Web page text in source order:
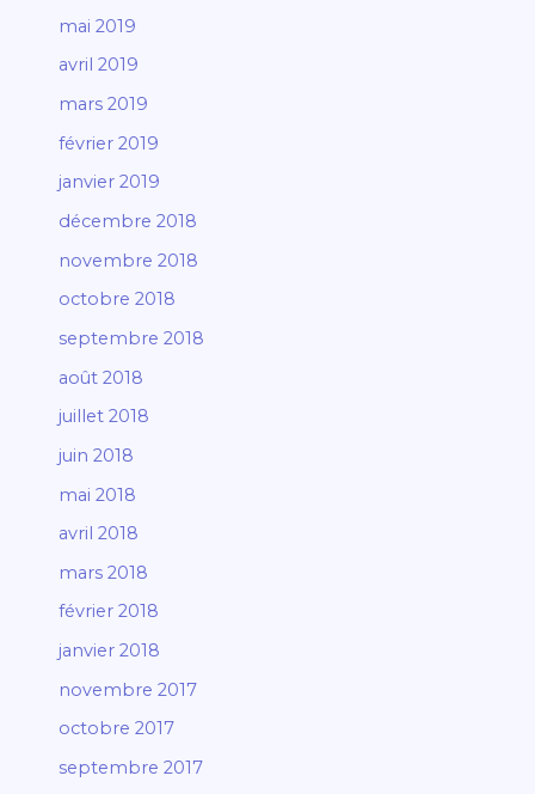
mai 2019
avril 2019
mars 2019
février 2019
janvier 2019
décembre 2018
novembre 2018
octobre 2018
septembre 2018
août 2018
juillet 2018
juin 2018
mai 2018
avril 2018
mars 2018
février 2018
janvier 2018
novembre 2017
octobre 2017
septembre 2017